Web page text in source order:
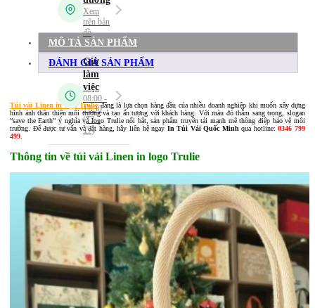
MÔ TẢ SẢN PHẨM
ĐÁNH GIÁ SẢN PHẨM
Túi vải Linen in logo Trulieđang là lựa chọn hàng đầu của nhiều doanh nghiệp khi muốn xây dựng
hình ảnh thân thiện môi trường và tạo ấn tượng với khách hàng. Với màu đỏ thẫm sang trọng, slogan
“save the Earth” ý nghĩa và logo Trulie nổi bật, sản phẩm truyền tải mạnh mẽ thông điệp bảo vệ môi
trường. Để được tư vấn và đặt hàng, hãy liên hệ ngay In Túi Vải Quốc Minh qua hotline:0346 799
499
Thông tin về túi vải Linen in logo Trulie